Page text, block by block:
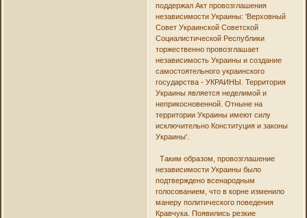
поддержал Акт провозглашения
независимости Украины: 'Верховный
Совет Украинской Советской
Социалистической Республики
торжественно провозглашает
независимость Украины и создание
самостоятельного украинского
государства - УКРАИНЫ. Территория
Украины является неделимой и
неприкосновенной. Отныне на
территории Украины имеют силу
исключительно Конституция и законы
Украины'.
Таким образом, провозглашение
независимости Украины было
подтверждено всенародным
голосованием, что в корне изменило
манеру политического поведения
Кравчука. Появились резкие